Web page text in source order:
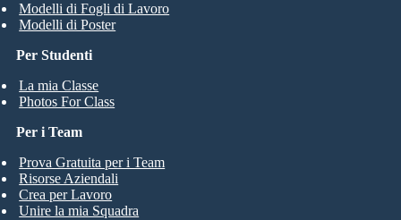
Per Studenti
La mia Classe
Photos For Class
Modelli di Fogli di Lavoro
Modelli di Poster
Per i Team
Prova Gratuita per i Team
Risorse Aziendali
Crea per Lavoro
Unire la mia Squadra